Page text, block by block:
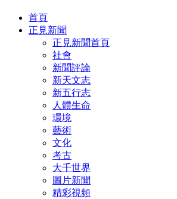
首頁
正見新聞
正見新聞首頁
社會
新聞評論
新天文志
新五行志
人體生命
環境
藝術
文化
考古
大千世界
圖片新聞
精彩視頻